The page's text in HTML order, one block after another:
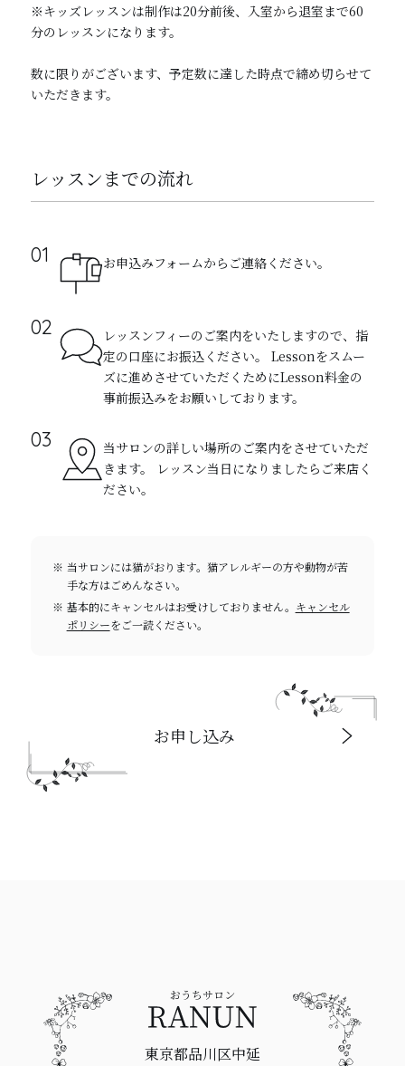
※キッズレッスンは制作は20分前後、入室から退室まで60
分のレッスンになります。
数に限りがございます、予定数に達した時点で締め切らせて
いただきます。
レッスンまでの流れ
お申込みフォームからご連絡ください。
レッスンフィーのご案内をいたしますので、指
定の口座にお振込ください。 Lessonをスムー
ズに進めさせていただくためにLesson料金の
事前振込みをお願いしております。
当サロンの詳しい場所のご案内をさせていただ
きます。 レッスン当日になりましたらご来店く
ださい。
当サロンには猫がおります。猫アレルギーの方や動物が苦
手な方はごめんなさい。
基本的にキャンセルはお受けしておりません。 キャンセル
ポリシーをご一読ください。
お申し込み
東京都品川区中延